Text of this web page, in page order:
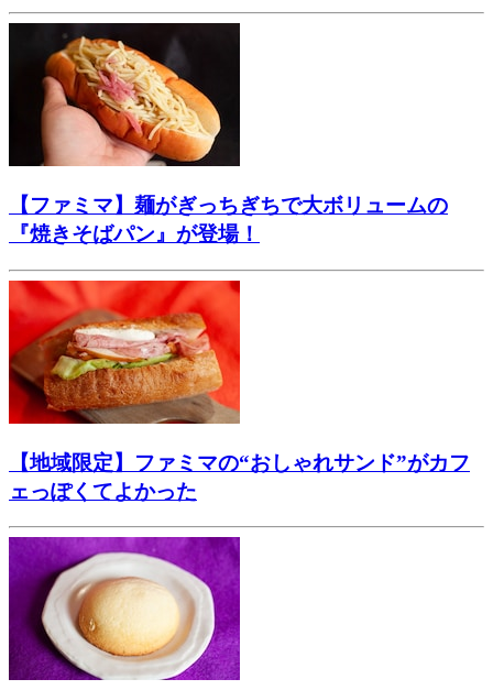
【ファミマ】麺がぎっちぎちで大ボリュームの
『焼きそばパン』が登場！
【地域限定】ファミマの“おしゃれサンド”がカフ
ェっぽくてよかった